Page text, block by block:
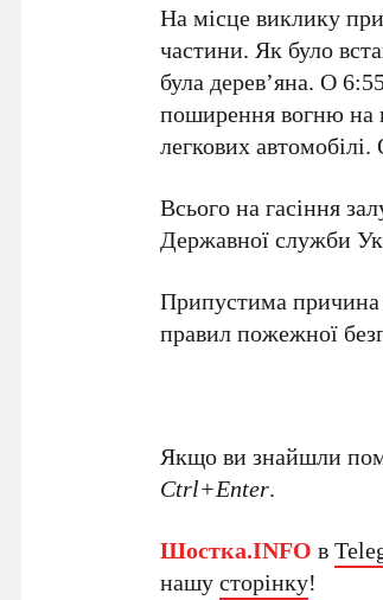
На місце виклику
частини. Як було
була дерев’яна. О
поширення вогню на
легкових
Всього на гасіння
Державної служби
Припустима причина
правил пожежної
Якщо ви знайшли
Ctrl+Enter.
Шостка.INFO в
нашусторінку!